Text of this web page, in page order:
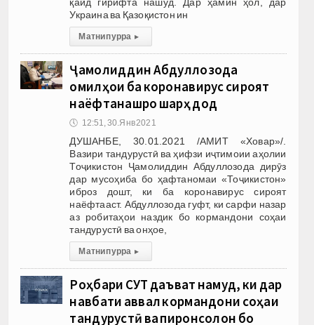
Украина ва Қазоқистон ин
Матни пурра ▸
Ҷамолиддин Абдуллозода
омилҳои ба коронавирус сироят
наёфтанашро шарҳ дод
🕔 12:51, 30.Янв 2021
ДУШАНБЕ, 30.01.2021 /АМИТ «Ховар»/.
Вазири тандурустӣ ва ҳифзи иҷтимоии аҳолии
Тоҷикистон Ҷамолиддин Абдуллозода дирӯз
дар мусоҳиба бо ҳафтаномаи «Тоҷикистон»
иброз дошт, ки ба коронавирус сироят
наёфтааст. Абдуллозода гуфт, ки сарфи назар
аз робитаҳои наздик бо кормандони соҳаи
тандурустӣ ва онҳое,
Матни пурра ▸
Роҳбари СУТ даъват намуд, ки дар
навбати аввал кормандони соҳаи
тандурустӣ ва пиронсолон бо